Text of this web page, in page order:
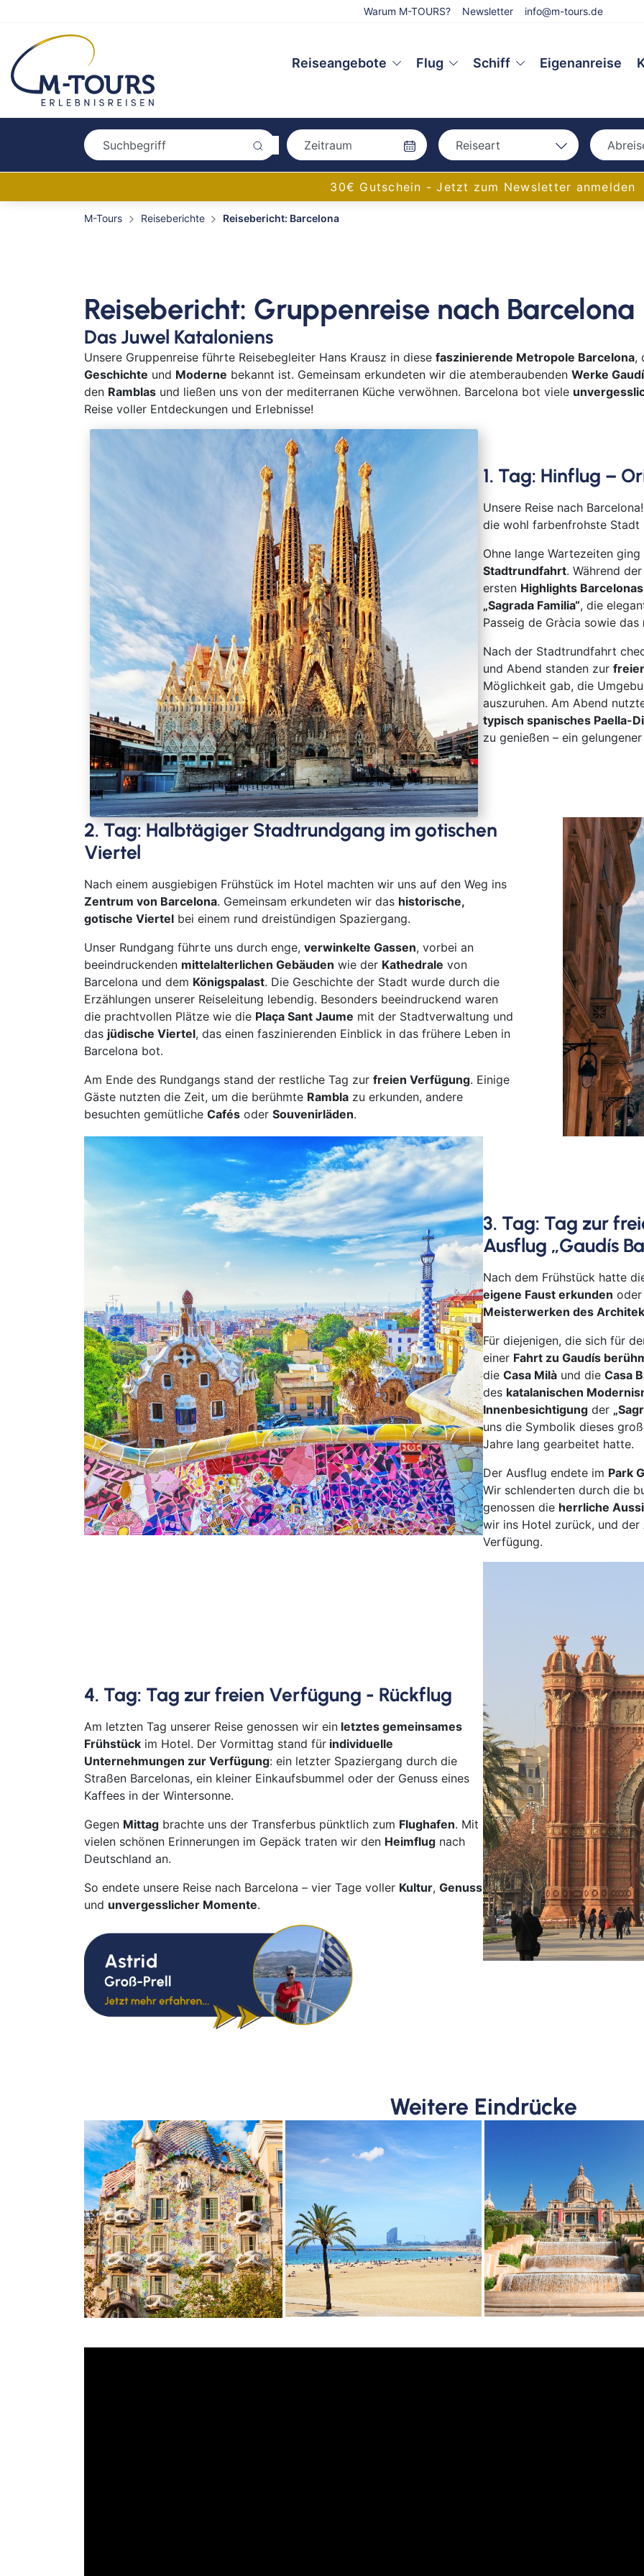
Warum M-TOURS? Newsletter info@m-tours.de
Reiseangebote Flug Schiff Eigenanreise
Reiseart
Bus
Bahn
Kleve
Köln
Suhl
Ab
Ab
Ab
Ab
Ab
Ab
Ab
Ab
Ab
Ab
Ab
30€ Gutschein - Jetzt zum Newsletter anmelden
M-Tours Reiseberichte Reisebericht: Barcelona
Reisebericht: Gruppenreise nach Barcelona
Das Juwel Kataloniens
Unsere Gruppenreise führte Reisebegleiter Hans Krausz in diese faszinierende Metropole Barcelona,
Geschichte und Moderne bekannt ist. Gemeinsam erkundeten wir die atemberaubenden Werke
den Ramblas und ließen uns von der mediterranen Küche verwöhnen. Barcelona bot viele
Reise voller Entdeckungen und Erlebnisse!
1. Tag: Hinflug –
Unsere Reise nach
die wohl farbenfrohste Stadt
Ohne lange Wartezeiten
Stadtrundfahrt. Während
ersten Highlights Barcelonas
„Sagrada Familia“, die
Passeig de Gràcia sowie das
Nach der Stadtrundfahrt
und Abend standen zur
Möglichkeit gab, die
auszuruhen. Am Abend
typisch spanisches Paella-
zu genießen – ein
2. Tag: Halbtägiger Stadtrundgang im gotischen
Viertel
Nach einem ausgiebigen Frühstück im Hotel machten wir uns auf den Weg ins
Zentrum von Barcelona. Gemeinsam erkundeten wir das historische,
gotische Viertel bei einem rund dreistündigen Spaziergang.
Unser Rundgang führte uns durch enge, verwinkelte Gassen, vorbei an
beeindruckenden mittelalterlichen Gebäuden wie der Kathedrale von
Barcelona und dem Königspalast. Die Geschichte der Stadt wurde durch die
Erzählungen unserer Reiseleitung lebendig. Besonders beeindruckend waren
die prachtvollen Plätze wie die Plaça Sant Jaume mit der Stadtverwaltung und
das jüdische Viertel, das einen faszinierenden Einblick in das frühere Leben in
Barcelona bot.
Am Ende des Rundgangs stand der restliche Tag zur freien Verfügung. Einige
Gäste nutzten die Zeit, um die berühmte Rambla zu erkunden, andere
besuchten gemütliche Cafés oder Souvenirläden.
3. Tag: Tag zur
Ausflug „Gaudís
Nach dem Frühstück hatte
eigene Faust erkunden oder
Meisterwerken des
Für diejenigen, die sich für
einer Fahrt zu Gaudís
die Casa Milà und die Casa
des katalanischen
Innenbesichtigung der
uns die Symbolik dieses
Jahre lang gearbeitet hatte.
Der Ausflug endete im Park
Wir schlenderten durch die
genossen die herrliche
wir ins Hotel zurück, und der
Verfügung.
4. Tag: Tag zur freien Verfügung - Rückflug
Am letzten Tag unserer Reise genossen wir ein letztes gemeinsames
Frühstück im Hotel. Der Vormittag stand für individuelle
Unternehmungen zur Verfügung: ein letzter Spaziergang durch die
Straßen Barcelonas, ein kleiner Einkaufsbummel oder der Genuss eines
Kaffees in der Wintersonne.
Gegen Mittag brachte uns der Transferbus pünktlich zum Flughafen. Mit
vielen schönen Erinnerungen im Gepäck traten wir den Heimflug nach
Deutschland an.
So endete unsere Reise nach Barcelona – vier Tage voller Kultur, Genuss
und unvergesslicher Momente.
Weitere Eindrücke